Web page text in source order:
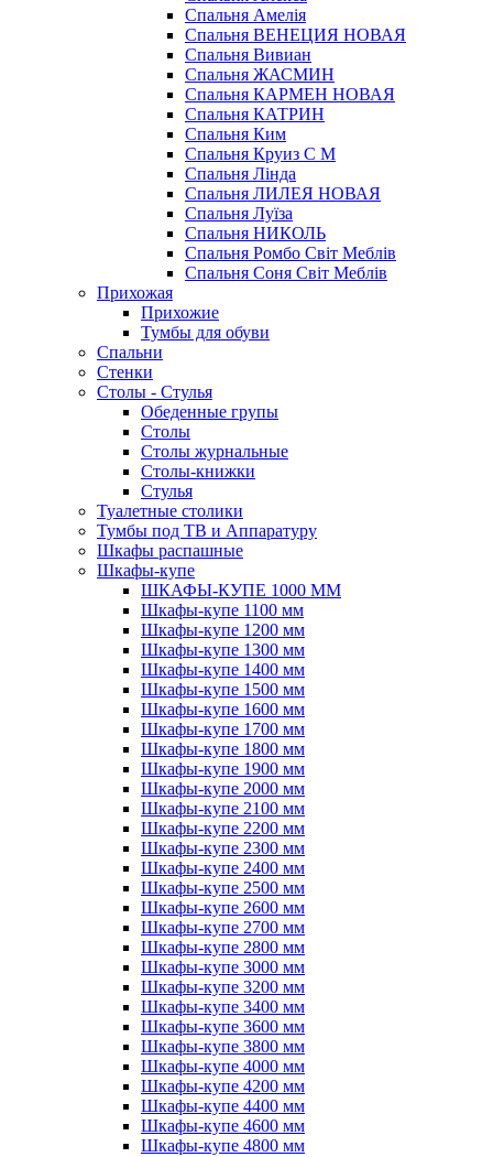
Спальня Амелія
Спальня ВЕНЕЦИЯ НОВАЯ
Спальня Вивиан
Спальня ЖАСМИН
Спальня КАРМЕН НОВАЯ
Спальня КАТРИН
Спальня Ким
Спальня Круиз С М
Спальня Лінда
Спальня ЛИЛЕЯ НОВАЯ
Спальня Луїза
Спальня НИКОЛЬ
Спальня Ромбо Світ Меблів
Спальня Соня Світ Меблів
Прихожая
Прихожие
Тумбы для обуви
Спальни
Стенки
Столы - Стулья
Обеденные групы
Столы
Столы журнальные
Столы-книжки
Стулья
Туалетные столики
Тумбы под ТВ и Аппаратуру
Шкафы распашные
Шкафы-купе
ШКАФЫ-КУПЕ 1000 ММ
Шкафы-купе 1100 мм
Шкафы-купе 1200 мм
Шкафы-купе 1300 мм
Шкафы-купе 1400 мм
Шкафы-купе 1500 мм
Шкафы-купе 1600 мм
Шкафы-купе 1700 мм
Шкафы-купе 1800 мм
Шкафы-купе 1900 мм
Шкафы-купе 2000 мм
Шкафы-купе 2100 мм
Шкафы-купе 2200 мм
Шкафы-купе 2300 мм
Шкафы-купе 2400 мм
Шкафы-купе 2500 мм
Шкафы-купе 2600 мм
Шкафы-купе 2700 мм
Шкафы-купе 2800 мм
Шкафы-купе 3000 мм
Шкафы-купе 3200 мм
Шкафы-купе 3400 мм
Шкафы-купе 3600 мм
Шкафы-купе 3800 мм
Шкафы-купе 4000 мм
Шкафы-купе 4200 мм
Шкафы-купе 4400 мм
Шкафы-купе 4600 мм
Шкафы-купе 4800 мм